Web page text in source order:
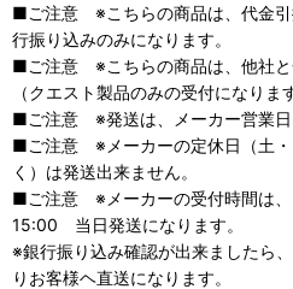
■ご注意 ※こちらの商品は、代金引
行振り込みのみになります。
■ご注意 ※こちらの商品は、他社と
（クエスト製品のみの受付になりま
■ご注意 ※発送は、メーカー営業日
■ご注意 ※メーカーの定休日（土・
く）は発送出来ません。
■ご注意 ※メーカーの受付時間は
15:00 当日発送になります。
※銀行振り込み確認が出来ましたら
りお客様ヘ直送になります。